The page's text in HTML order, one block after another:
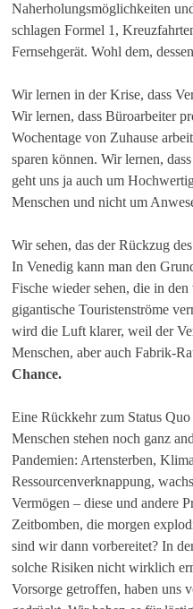
Naherholungsmöglichkeiten
schlagen Formel 1,
Fernsehgerät. Wohl dem,
Wir lernen in der Krise, dass
Wir lernen, dass Büroarbeiter
Wochentage von Zuhause
sparen können. Wir lernen,
geht uns ja auch um
Menschen und nicht um
Wir sehen, das der Rückzug
In Venedig kann man den
Fische wieder sehen, die in
gigantische Touristenströme
wird die Luft klarer, weil der
Menschen, aber auch Fabrik-
Chance.
Eine Rückkehr zum Status
Menschen stehen noch ganz
Pandemien: Artensterben,
Ressourcenverknappung,
Vermögen – diese und andere
Zeitbomben, die morgen
sind wir dann vorbereitet? In
solche Risiken nicht wirklich
Vorsorge getroffen, haben uns